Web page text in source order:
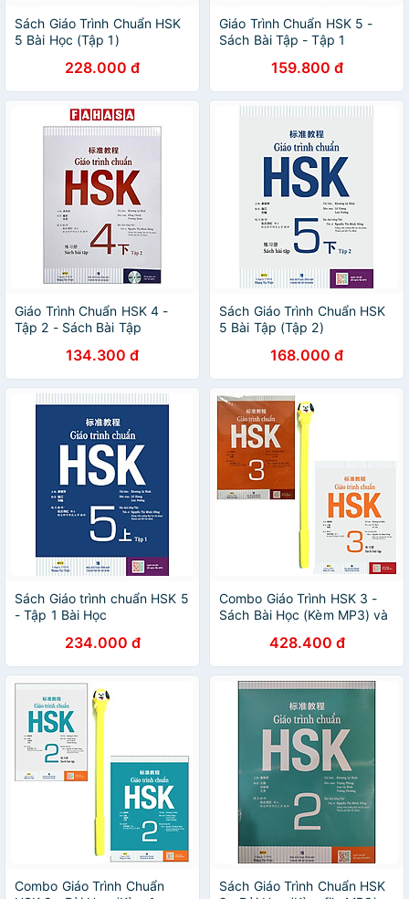
Sách Giáo Trình Chuẩn HSK
5 Bài Học (Tập 1)
228.000 đ
Giáo Trình Chuẩn HSK 5 -
Sách Bài Tập - Tập 1
159.800 đ
Giáo Trình Chuẩn HSK 4 -
Tập 2 - Sách Bài Tập
134.300 đ
Sách Giáo Trình Chuẩn HSK
5 Bài Tập (Tập 2)
168.000 đ
Sách Giáo trình chuẩn HSK 5
- Tập 1 Bài Học
234.000 đ
Combo Giáo Trình HSK 3 -
Sách Bài Học (Kèm MP3) và
Tập (Kèm MP3) ( Tặng Kèm
Sổ Tay)
428.400 đ
Combo Giáo Trình Chuẩn
Sách Giáo Trình Chuẩn HSK